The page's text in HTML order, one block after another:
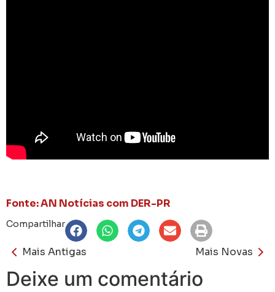
Fonte: AN Notícias com DER-PR
Compartilhar
Mais Antigas Mais Novas
Deixe um comentário